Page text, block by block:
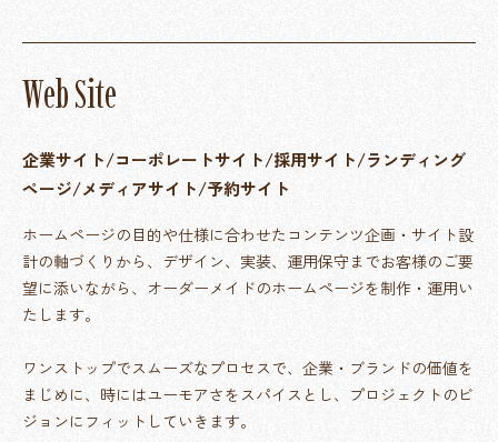
WebSite
企業サイト/コーポレートサイト/採用サイト/ランディング
ページ/メディアサイト/予約サイト
ホームページの目的や仕様に合わせたコンテンツ企画・サイト設
計の軸づくりから、デザイン、実装、運用保守までお客様のご要
望に添いながら、オーダーメイドのホームページを制作・運用い
たします。
ワンストップでスムーズなプロセスで、企業・ブランドの価値を
まじめに、時にはユーモアさをスパイスとし、プロジェクトのビ
ジョンにフィットしていきます。